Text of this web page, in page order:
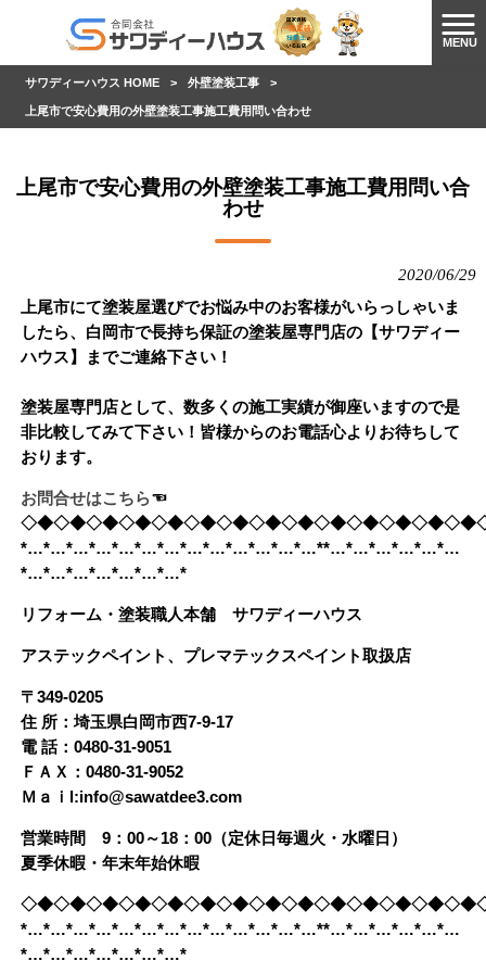
MENU
サワディーハウス HOME > 外壁塗装工事 >
上尾市で安心費用の外壁塗装工事施工費用問い合わせ
上尾市で安心費用の外壁塗装工事施工費用問い合
わせ
2020/06/29
上尾市にて塗装屋選びでお悩み中のお客様がいらっしゃいま
したら、白岡市で長持ち保証の塗装屋専門店の【サワディー
ハウス】までご連絡下さい！
塗装屋専門店として、数多くの施工実績が御座いますので是
非比較してみて下さい！皆様からのお電話心よりお待ちして
おります。
お問合せはこちら☜
*…*…*…*…*…*…*…*…*…*…*…*…*…**…*…*…*…*…*…
*…*…*…*…*…*…*…*
リフォーム・塗装職人本舗 サワディーハウス
アステックペイント、プレマテックスペイント取扱店
〒349-0205
住 所：埼玉県白岡市西7-9-17
電 話：0480-31-9051
ＦＡＸ：0480-31-9052
Ｍａｉl:info@sawatdee3.com
営業時間 9：00～18：00（定休日毎週火・水曜日）
夏季休暇・年末年始休暇
*…*…*…*…*…*…*…*…*…*…*…*…*…**…*…*…*…*…*…
*…*…*…*…*…*…*…*